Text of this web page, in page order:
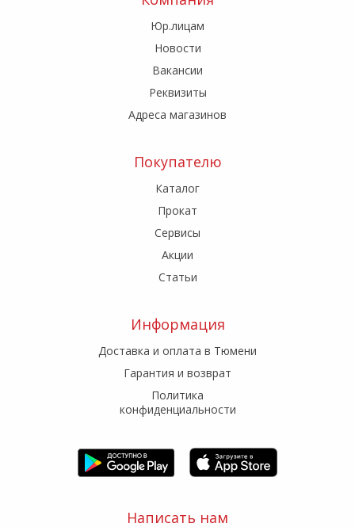
Юр.лицам
Новости
Вакансии
Реквизиты
Адреса магазинов
Покупателю
Каталог
Прокат
Сервисы
Акции
Статьи
Информация
Доставка и оплата в Тюмени
Гарантия и возврат
Политика
конфиденциальности
Написать нам